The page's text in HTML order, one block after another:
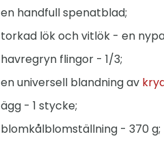
en handfull spenatblad;
torkad lök och vitlök - en
havregryn flingor - 1/3;
en universell blandning av
ägg - 1 stycke;
blomkålblomställning - 370 g;